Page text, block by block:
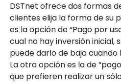
DSTnet ofrece dos formas
clientes elija la forma de su
es la opción de “Pago por
cual no hay inversión inicial,
puede darlo de baja cuando
La otra opción es la de
que prefieren realizar un